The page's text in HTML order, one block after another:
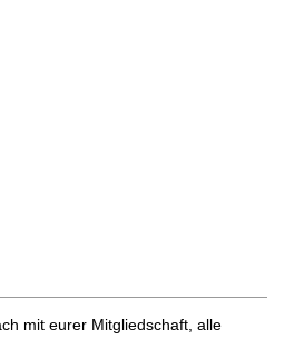
mit eurer Mitgliedschaft, alle